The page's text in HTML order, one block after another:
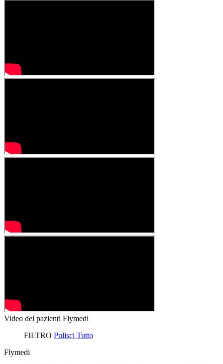
Video dei pazienti Flymedi
FILTRO Pulisci Tutto
Flymedi